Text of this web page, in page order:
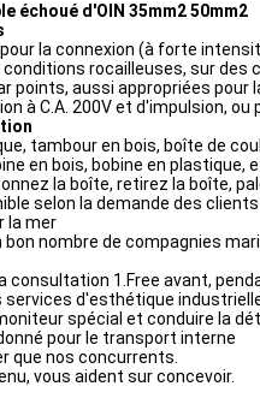
échoué d'OIN 35mm2 50mm2
la connexion (à forte
conditions rocailleuses, sur
points, aussi appropriées
à C.A. 200V et d'impulsion,
tambour en bois, boîte de
en bois, bobine en plastique,
la boîte, retirez la boîte,
selon la demande des clients
la mer
bon nombre de compagnies
consultation 1.Free avant,
services d'esthétique
spécial et conduire la
pour le transport interne
que nos concurrents.
vous aident sur concevoir.